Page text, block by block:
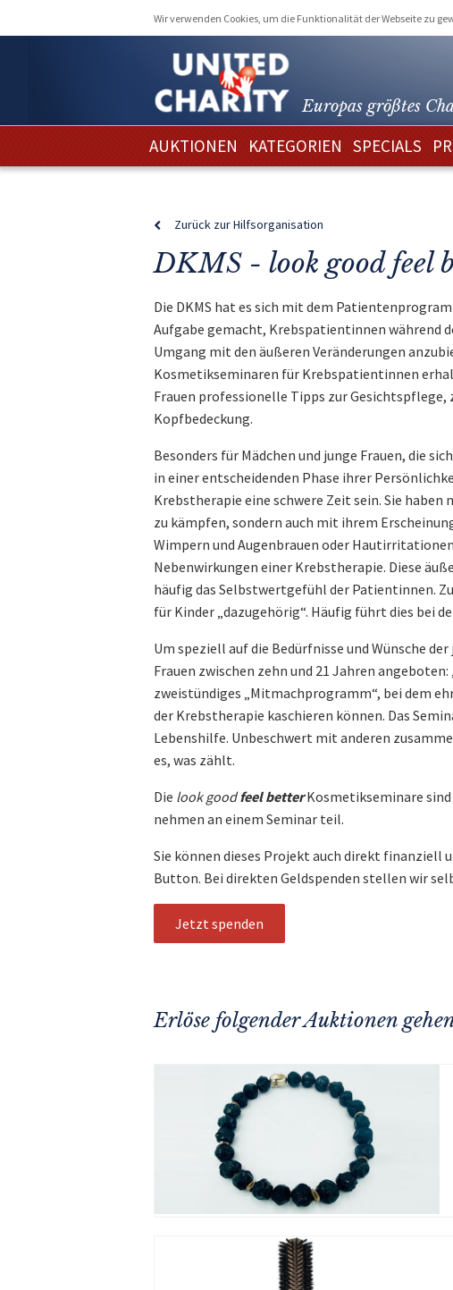
Wir verwenden Cookies, um die Funktionalität der Webseite zu
Europas größtes
AUKTIONEN KATEGORIEN SPECIALS
Zurück zur Hilfsorganisation
DKMS - look good feel
Die DKMS hat es sich mit dem
Aufgabe gemacht, Krebspatientinnen während
Umgang mit den äußeren Veränderungen
Kosmetikseminaren für Krebspatientinnen
Frauen professionelle Tipps zur Gesichtspflege,
Kopfbedeckung.
Besonders für Mädchen und junge Frauen, die
in einer entscheidenden Phase ihrer
Krebstherapie eine schwere Zeit sein. Sie
zu kämpfen, sondern auch mit ihrem
Wimpern und Augenbrauen oder
Nebenwirkungen einer Krebstherapie. Diese
häufig das Selbstwertgefühl der Patientinnen.
für Kinder „dazugehörig“. Häufig führt dies bei
Um speziell auf die Bedürfnisse und Wünsche
Frauen zwischen zehn und 21 Jahren angeboten:
zweistündiges „Mitmachprogramm“, bei dem
der Krebstherapie kaschieren können. Das
Lebenshilfe. Unbeschwert mit anderen
es, was zählt.
Die look goodfeel betterKosmetikseminare
nehmen an einem Seminar teil.
Sie können dieses Projekt auch direkt finanziell
Button. Bei direkten Geldspenden stellen wir
Jetzt spenden
Erlöse folgender Auktionen